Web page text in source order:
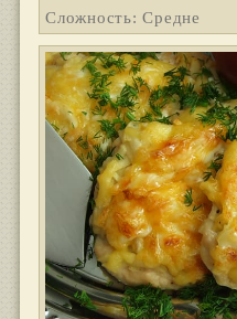
Сложность: Средне